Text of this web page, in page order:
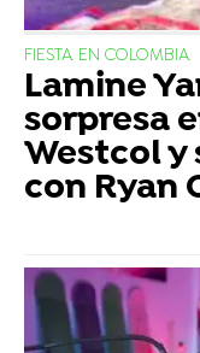
FIESTA EN COLOMBIA
Lamine
sorpresa
Westcol y
con Ryan